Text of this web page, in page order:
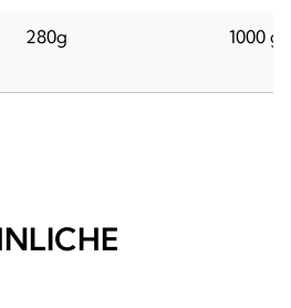
280g 1000 g